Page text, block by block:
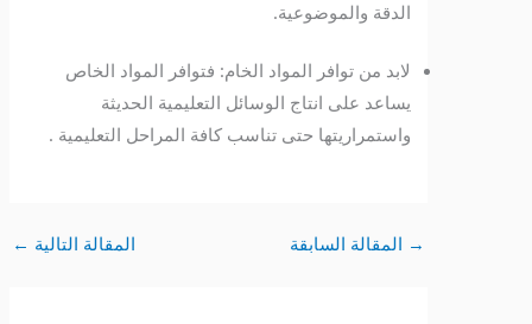
الدقة والموضوعية.
لابد من توافر المواد الخام: فتوافر المواد الخاص
يساعد على انتاج الوسائل التعليمية الحديثة
واستمراريتها حتى تناسب كافة المراحل التعليمية .
المقالة السابقة المقالة التالية←